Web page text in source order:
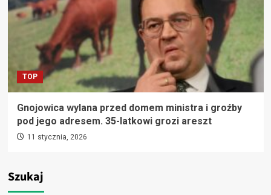
TOP
Gnojowica wylana przed domem ministra i groźby
pod jego adresem. 35-latkowi grozi areszt
11 stycznia, 2026
Szukaj